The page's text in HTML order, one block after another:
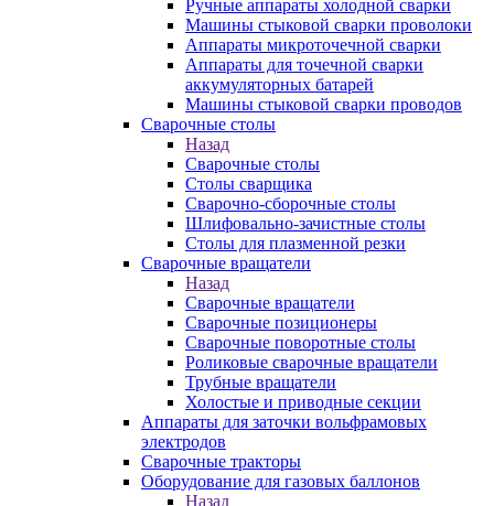
Ручные аппараты холодной сварки
Машины стыковой сварки проволоки
Аппараты микроточечной сварки
Аппараты для точечной сварки
аккумуляторных батарей
Машины стыковой сварки проводов
Сварочные столы
Назад
Сварочные столы
Столы сварщика
Сварочно-сборочные столы
Шлифовально-зачистные столы
Столы для плазменной резки
Сварочные вращатели
Назад
Сварочные вращатели
Сварочные позиционеры
Сварочные поворотные столы
Роликовые сварочные вращатели
Трубные вращатели
Холостые и приводные секции
Аппараты для заточки вольфрамовых
электродов
Сварочные тракторы
Оборудование для газовых баллонов
Назад